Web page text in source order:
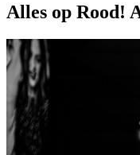
Alles op Rood!